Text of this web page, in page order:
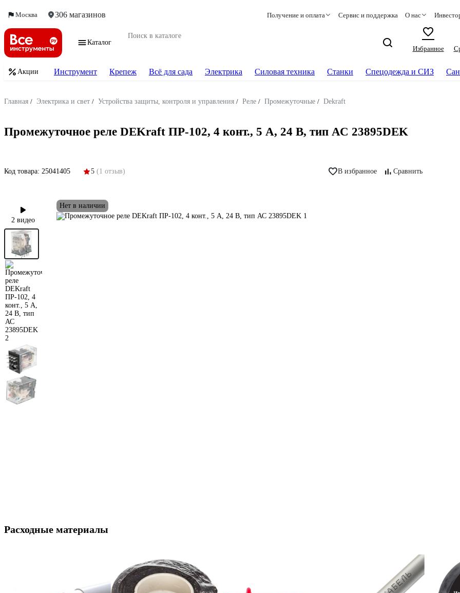
Москва 306 магазинов Получение и оплата Сервис и поддержка О нас
Каталог
Избранное
Акции Инструмент Крепеж Всё для сада Электрика Силовая техника Станки Спецодежда и СИЗ
Главная / Электрика и свет / Устройства защиты, контроля и управления / Реле / Промежуточные / Dekraft
Промежуточное реле DEKraft ПР-102, 4 конт., 5 А, 24 В, тип АС 23895DEK
Код товара: 25041405 5 (1 отзыв) В избранное Сравнить
2 видео
Нет в наличии
Расходные материалы